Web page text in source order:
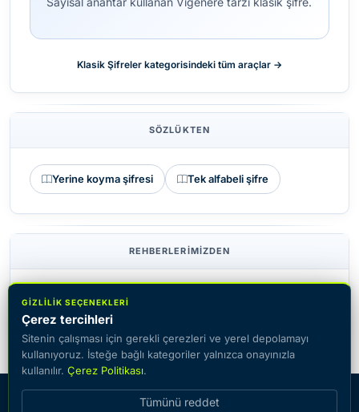
Klasik Şifreler kategorisindeki tüm araçlar →
SÖZLÜKTEN
Yerine koyma şifresi Tek alfabeli şifre
REHBERLERIMIZDEN
Kaçış odaları için en iyi 15 şifre
© 2026 CiphersOnline — metni çevrimiçi şifreleme ve şifre
GIZLILIK SEÇENEKLERI
Çerez tercihleri
Sitenin çalışması için gerekli çerezleri ve yerel depolamayı
kullanıyoruz. İsteğe bağlı kategoriler yalnızca onayınızla
kullanılır. Çerez Politikası.
Tümünü reddet